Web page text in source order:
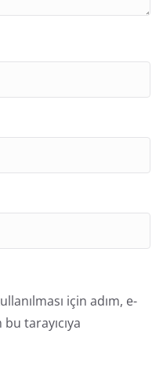
için adım, e-
tarayıcıya